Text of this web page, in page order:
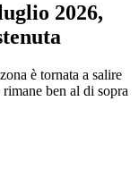
2026,
è tornata a salire
ben al di sopra